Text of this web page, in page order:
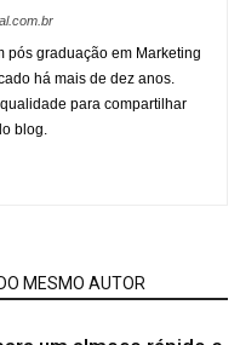
pós graduação em Marketing
há mais de dez anos.
para compartilhar
blog.
MESMO AUTOR